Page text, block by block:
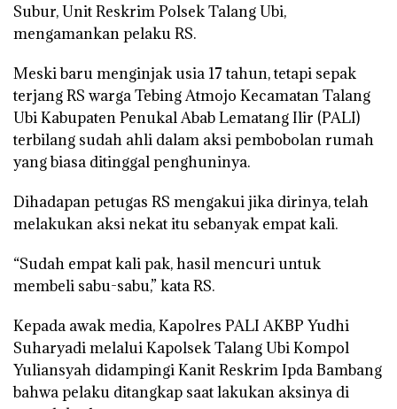
Subur, Unit Reskrim Polsek Talang Ubi,
mengamankan pelaku RS.
Meski baru menginjak usia 17 tahun, tetapi sepak
terjang RS warga Tebing Atmojo Kecamatan Talang
Ubi Kabupaten Penukal Abab Lematang Ilir (PALI)
terbilang sudah ahli dalam aksi pembobolan rumah
yang biasa ditinggal penghuninya.
Dihadapan petugas RS mengakui jika dirinya, telah
melakukan aksi nekat itu sebanyak empat kali.
“Sudah empat kali pak, hasil mencuri untuk
membeli sabu-sabu,” kata RS.
Kepada awak media, Kapolres PALI AKBP Yudhi
Suharyadi melalui Kapolsek Talang Ubi Kompol
Yuliansyah didampingi Kanit Reskrim Ipda Bambang
bahwa pelaku ditangkap saat lakukan aksinya di